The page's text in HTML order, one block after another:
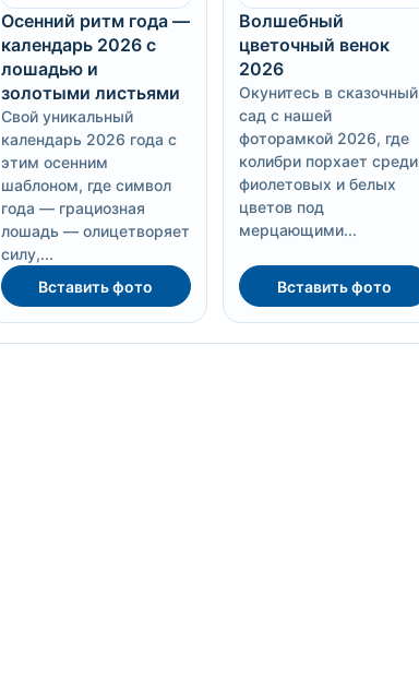
Осенний ритм года —
календарь 2026 с
лошадью и
золотыми листьями
Свой уникальный
календарь 2026 года с
этим осенним
шаблоном, где символ
года — грациозная
лошадь — олицетворяет
силу,...
Вставить фото
Волшебный
цветочный венок
2026
Окунитесь в сказочный
сад с нашей
фоторамкой 2026, где
колибри порхает среди
фиолетовых и белых
цветов под
мерцающими...
Вставить фото